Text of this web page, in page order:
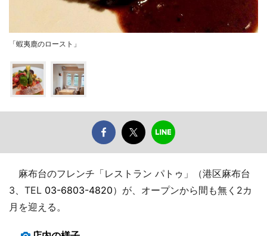
「蝦夷鹿のロースト」
麻布台のフレンチ「レストラン パトゥ」（港区麻布台
3、TEL 03-6803-4820）が、オープンから間も無く2カ
月を迎える。